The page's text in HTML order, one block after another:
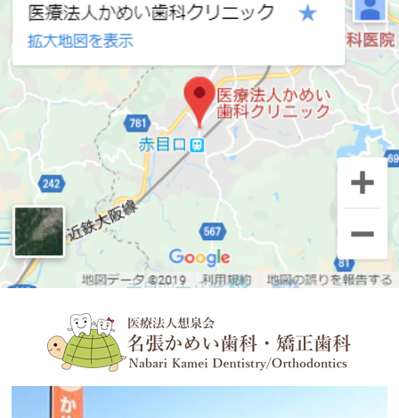
2025-07(0)
2025-05(0)
2025-04(0)
2025-03(0)
2025-02(0)
2025-01(0)
2024-12(0)
2024-11(0)
2024-10(0)
お考えの方へ
インプラント治療が
はじめての方
インプラントの基礎知識
こんな人におすすめします